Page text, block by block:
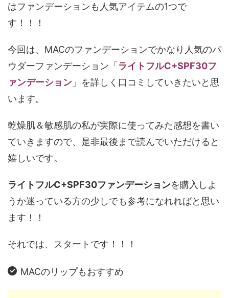
はファンデーションも人気アイテムの1つで
す！！！
今回は、MACのファンデーションでかなり人気のパ
ウダーファンデーション「 ライトフルC+SPF30フ
ァンデーション 」を詳しく口コミしていきたいと思
います。
乾燥肌＆敏感肌の私が実際に使ってみた感想を書い
ていきますので、是非最後まで読んでいただけると
嬉しいです。
ライトフルC+SPF30ファンデーションを購入しよ
うか迷っている方の少しでも参考になれればと思い
ます！！
それでは、スタートです！！！
MACのリップもおすすめ